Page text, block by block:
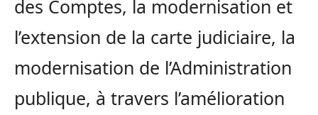
des Comptes, la modernisation et
l’extension de la carte judiciaire, la
modernisation de l’Administration
publique, à travers l’amélioration